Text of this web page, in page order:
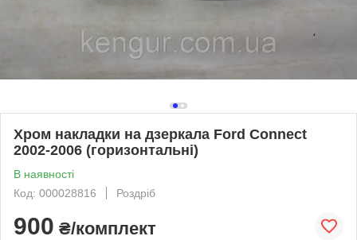
Хром накладки на дзеркала Ford Connect
2002-2006 (горизонтальні)
В наявності
Код: 000028816
Роздріб
900 ₴/комплект